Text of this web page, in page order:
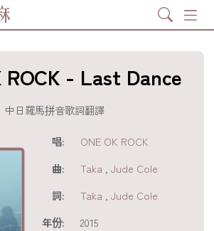
Search
ROCK - Last Dance
中日羅馬拼音歌詞翻譯
唱:
ONE OK ROCK
曲:
Taka ,Jude Cole
詞:
Taka ,Jude Cole
年份:
2015